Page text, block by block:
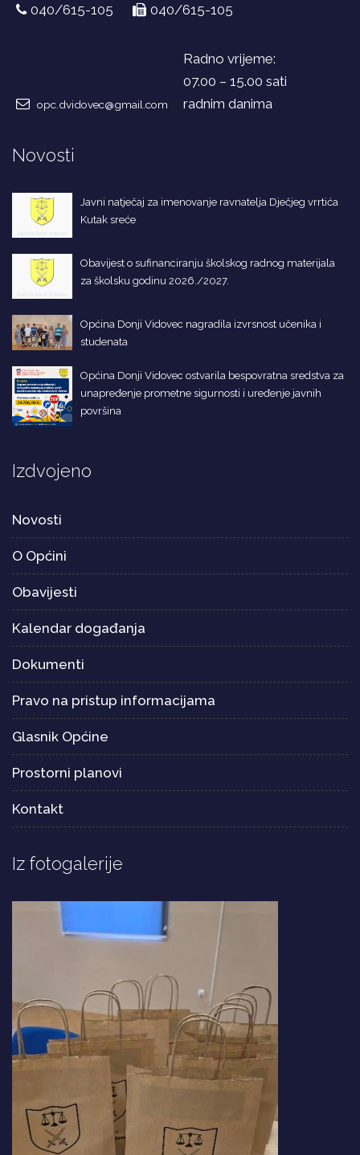
040/615-105
040/615-105
opc.dvidovec@gmail.com
Radno vrijeme:
07.00 – 15.00 sati
radnim danima
Novosti
Javni natječaj za imenovanje ravnatelja Dječjeg vrrtića
Kutak sreće
Obavijest o sufinanciranju školskog radnog materijala
za školsku godinu 2026./2027.
Općina Donji Vidovec nagradila izvrsnost učenika i
studenata
Općina Donji Vidovec ostvarila bespovratna sredstva za
unapređenje prometne sigurnosti i uređenje javnih
površina
Izdvojeno
Novosti
O Općini
Obavijesti
Kalendar događanja
Dokumenti
Pravo na pristup informacijama
Glasnik Općine
Prostorni planovi
Kontakt
Iz fotogalerije